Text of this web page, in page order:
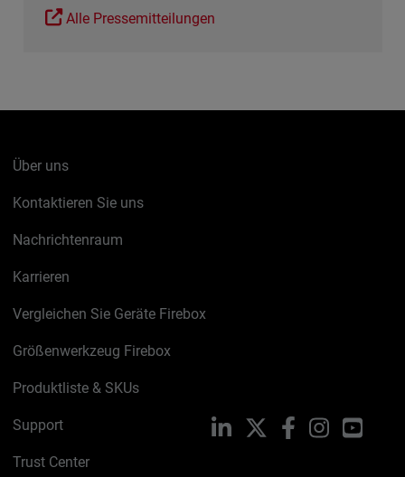
Alle Pressemitteilungen
Über uns
Kontaktieren Sie uns
Nachrichtenraum
Karrieren
Vergleichen Sie Geräte Firebox
Größenwerkzeug Firebox
Produktliste & SKUs
Support
Trust Center
LinkedIn FacebookInstagram